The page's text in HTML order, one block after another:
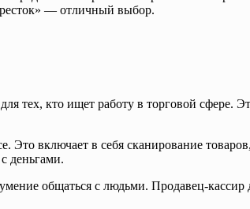
— отличный выбор.
тех, кто ищет работу в торговой сфере.
Это включает в себя сканирование
деньгами.
общаться с людьми. Продавец-